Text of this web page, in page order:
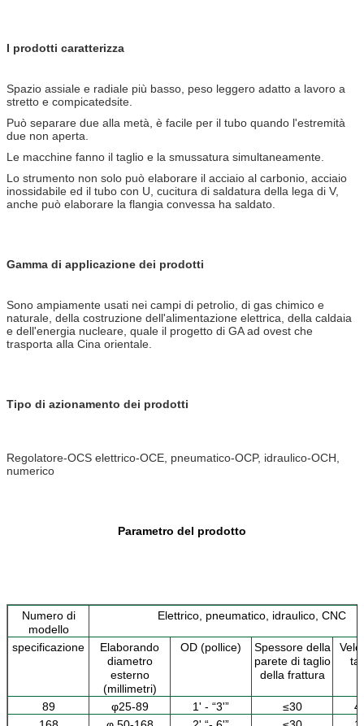
I prodotti caratterizza
Spazio assiale e radiale più basso, peso leggero adatto a lavoro a
stretto e compicatedsite.
Può separare due alla metà, è facile per il tubo quando l'estremità
due non aperta.
Le macchine fanno il taglio e la smussatura simultaneamente.
Lo strumento non solo può elaborare il acciaio al carbonio, acciaio
inossidabile ed il tubo con U, cucitura di saldatura della lega di V,
anche può elaborare la flangia convessa ha saldato.
Gamma di applicazione dei prodotti
Sono ampiamente usati nei campi di petrolio, di gas chimico e
naturale, della costruzione dell'alimentazione elettrica, della caldaia
e dell'energia nucleare, quale il progetto di GA ad ovest che
trasporta alla Cina orientale.
Tipo di azionamento dei prodotti
Regolatore-OCS elettrico-OCE, pneumatico-OCP, idraulico-OCH,
numerico
Parametro del prodotto
Numero di
modello
Elettrico, pneumatico, idraulico, CNC
specificazione
Elaborando
diametro
esterno
(millimetri)
OD (pollice)
Spessore della
parete di taglio
della frattura
89 φ25-89 1' - “3'” ≤30